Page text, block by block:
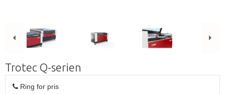
Trotec Q-serien
Ring for pris